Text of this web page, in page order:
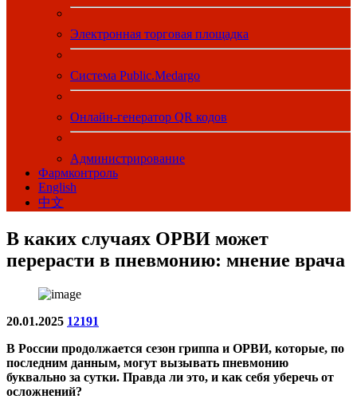
Электронная торговая площадка
Система Public.Medargo
Онлайн-генератор QR кодов
Администрирование
Фармконтроль
English
中文
В каких случаях ОРВИ может
перерасти в пневмонию: мнение врача
20.01.2025 12191
В России продолжается сезон гриппа и ОРВИ, которые, по
последним данным, могут вызывать пневмонию
буквально за сутки. Правда ли это, и как себя уберечь от
осложнений?